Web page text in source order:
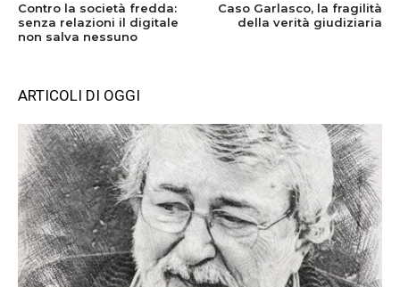
Contro la società fredda:
senza relazioni il digitale
non salva nessuno
Caso Garlasco, la fragilità
della verità giudiziaria
ARTICOLI DI OGGI